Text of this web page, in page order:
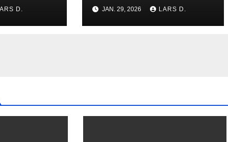
D. JAN. 29, 2026 LARS D.